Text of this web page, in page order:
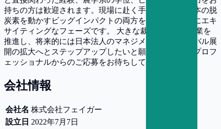
持ちの方は歓迎されます。現場に赴く手触り感と、日本の脱
炭素を動かすビッグインパクトの両方を味わえる非常にエキ
サイティングなフェーズです。 大きな裁量を持って事業を
推進し、将来的には日本法人のマネジメントやグローバル展
開の拡大へとステップアップしたいと願う、熱意あるプロフ
ェッショナルからのご応募をお待ちしております。
会社情報
会社名 株式会社フェイガー
設立日 2022年7月7日